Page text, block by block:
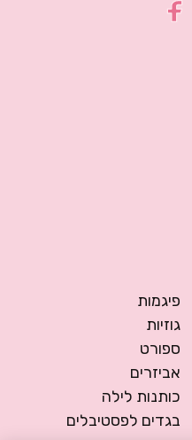
פיגמות
גוזיות
ספורט
אביזרים
כותנות לילה
בגדים לפסטיבלים